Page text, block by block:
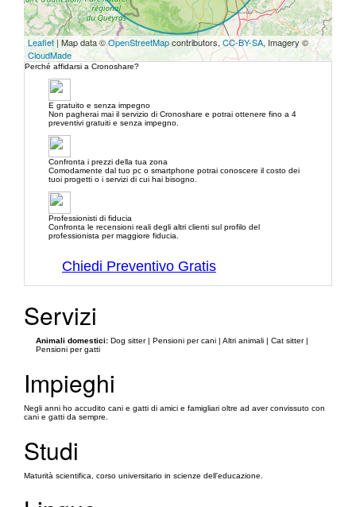
Leaflet| Map data ©OpenStreetMapcontributors, CC-BY-SA, Imagery ©
CloudMade
Perché affidarsi a Cronoshare?
E gratuito e senza impegno
Non pagherai mai il servizio di Cronoshare e potrai ottenere fino a 4
preventivi gratuiti e senza impegno.
Confronta i prezzi della tua zona
Comodamente dal tuo pc o smartphone potrai conoscere il costo dei
tuoi progetti o i servizi di cui hai bisogno.
Professionisti di fiducia
Confronta le recensioni reali degli altri clienti sul profilo del
professionista per maggiore fiducia.
Chiedi Preventivo Gratis
Servizi
Animali domestici: Dog sitter | Pensioni per cani | Altri animali | Cat sitter |
Pensioni per gatti
Impieghi
Negli anni ho accudito cani e gatti di amici e famigliari oltre ad aver convissuto con
cani e gatti da sempre.
Studi
Maturità scientifica, corso universitario in scienze dell'educazione.